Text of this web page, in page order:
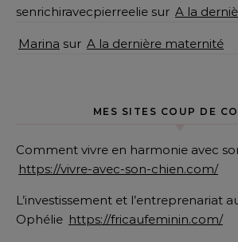
senrichiravecpierreelie sur A la
Marina sur A la dernière maternité
MES SITES COUP DE
Comment vivre en harmonie avec
https://vivre-avec-son-chien.com/
L’investissement et l’entreprenariat
Ophélie https://fricaufeminin.com/